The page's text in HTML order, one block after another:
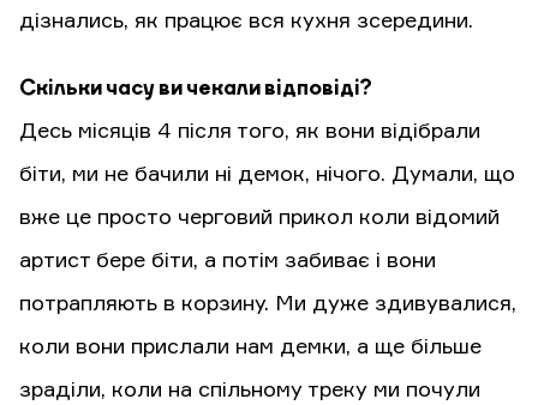
дізнались, як працює вся кухня зсередини.
Скільки часу ви чекали відповіді?
Десь місяців 4 після того, як вони відібрали
біти, ми не бачили ні демок, нічого. Думали, що
вже це просто черговий прикол коли відомий
артист бере біти, а потім забиває і вони
потрапляють в корзину. Ми дуже здивувалися,
коли вони прислали нам демки, а ще більше
зраділи, коли на спільному треку ми почули